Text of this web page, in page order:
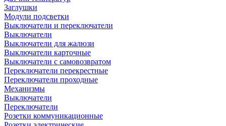
Заглушки
Модули подсветки
Выключатели и переключатели
Выключатели
Выключатели для жалюзи
Выключатели карточные
Выключатели с самовозвратом
Переключатели перекрестные
Переключатели проходные
Механизмы
Выключатели
Переключатели
Розетки коммуникационные